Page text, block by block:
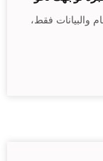
والبيانات فقط،